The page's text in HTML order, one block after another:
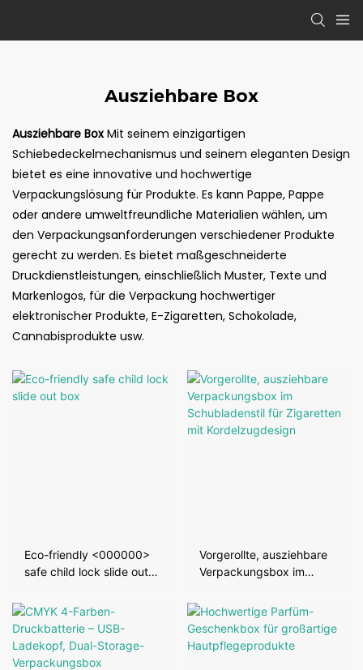
Ausziehbare Box
Ausziehbare Box Mit seinem einzigartigen
Schiebedeckelmechanismus und seinem eleganten Design
bietet es eine innovative und hochwertige
Verpackungslösung für Produkte. Es kann Pappe, Pappe
oder andere umweltfreundliche Materialien wählen, um
den Verpackungsanforderungen verschiedener Produkte
gerecht zu werden. Es bietet maßgeschneiderte
Druckdienstleistungen, einschließlich Muster, Texte und
Markenlogos, für die Verpackung hochwertiger
elektronischer Produkte, E-Zigaretten, Schokolade,
Cannabisprodukte usw.
Eco-friendly <000000>
safe child lock slide out
Vorgerollte, ausziehbare
Verpackungsbox im
Zigaretten mit
Kordelzugdesign